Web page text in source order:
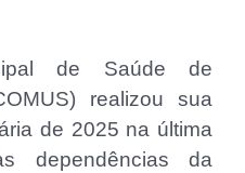
de Saúde de
realizou sua
de 2025 na última
dependências da